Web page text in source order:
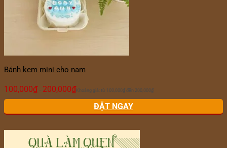
Bánh kem mini cho nam
100,000₫ – 200,000₫ Khoảng giá: từ 100,000₫ đến 200,000₫
ĐẶT NGAY